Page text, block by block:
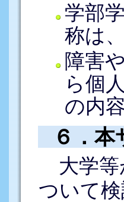
学部
称は
障害
ら個
の内
６．
大学等
ついて